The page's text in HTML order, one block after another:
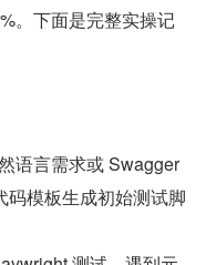
。下面是完整实操记
语言需求或 Swagger
码模板生成初始测试脚